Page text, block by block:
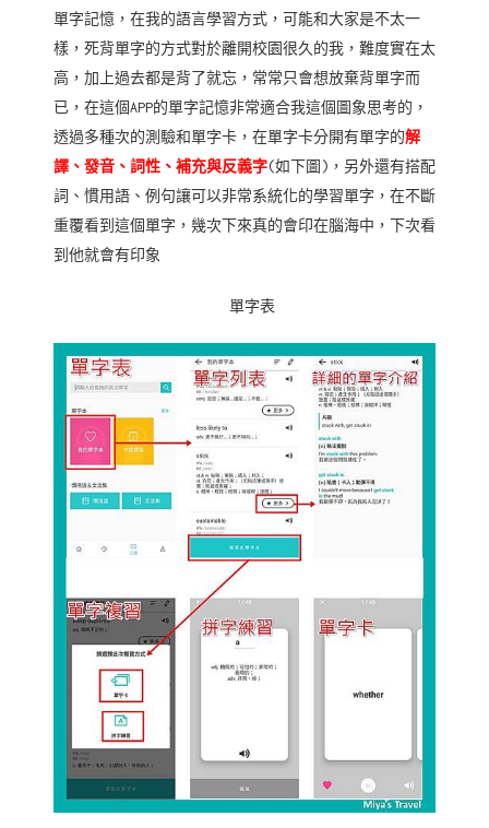
單字記憶，在我的語言學習方式，可能和大家是不太一
樣，死背單字的方式對於離開校園很久的我，難度實在太
高，加上過去都是背了就忘，常常只會想放棄背單字而
已，在這個APP的單字記憶非常適合我這個圖象思考的，
透過多種次的測驗和單字卡，在單字卡分開有單字的解
譯、發音、詞性、補充與反義字(如下圖)，另外還有搭配
詞、慣用語、例句讓可以非常系統化的學習單字，在不斷
重覆看到這個單字，幾次下來真的會印在腦海中，下次看
到他就會有印象
單字表